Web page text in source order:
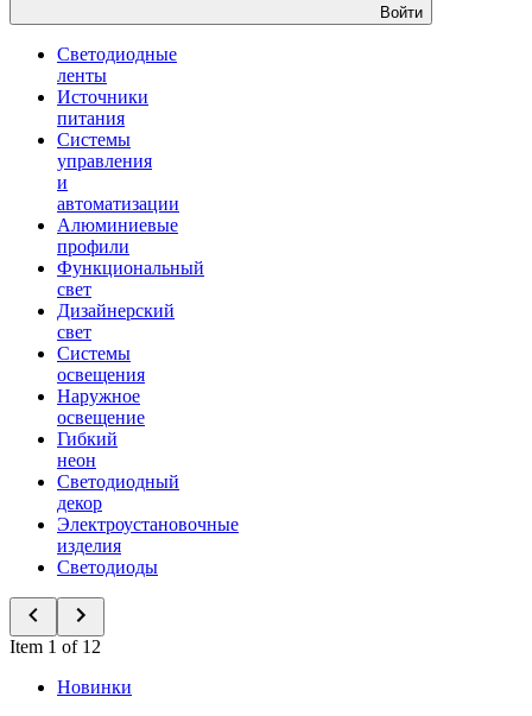
Войти
Светодиодные
ленты
Источники
питания
Системы
управления
и
автоматизации
Алюминиевые
профили
Функциональный
свет
Дизайнерский
свет
Системы
освещения
Наружное
освещение
Гибкий
неон
Светодиодный
декор
Электроустановочные
изделия
Светодиоды
Item 1 of 12
Новинки